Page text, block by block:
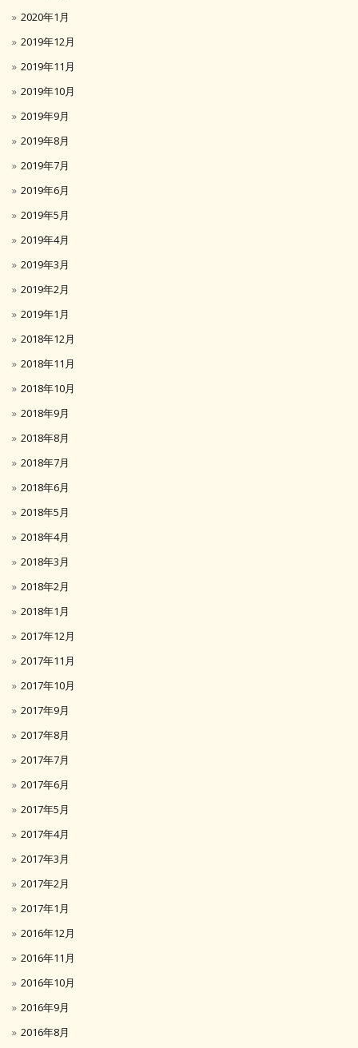
2020年1月
2019年12月
2019年11月
2019年10月
2019年9月
2019年8月
2019年7月
2019年6月
2019年5月
2019年4月
2019年3月
2019年2月
2019年1月
2018年12月
2018年11月
2018年10月
2018年9月
2018年8月
2018年7月
2018年6月
2018年5月
2018年4月
2018年3月
2018年2月
2018年1月
2017年12月
2017年11月
2017年10月
2017年9月
2017年8月
2017年7月
2017年6月
2017年5月
2017年4月
2017年3月
2017年2月
2017年1月
2016年12月
2016年11月
2016年10月
2016年9月
2016年8月